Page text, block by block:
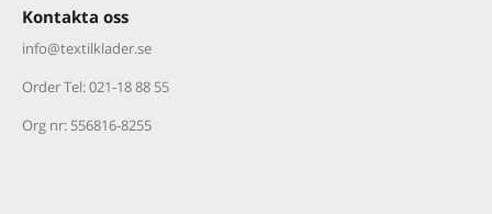
Kontakta oss
info@textilklader.se
Order Tel: 021-18 88 55
Org nr: 556816-8255